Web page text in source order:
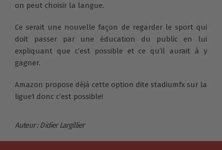
on peut choisir la langue.
Ce serait une nouvelle façon de regarder le sport qui
doit passer par une éducation du public en lui
expliquant que c’est possible et ce qu’il aurait à y
gagner.
Amazon propose déjà cette option dite stadiumfx sur la
ligue1 donc c’est possible!
Auteur : Didier Largillier